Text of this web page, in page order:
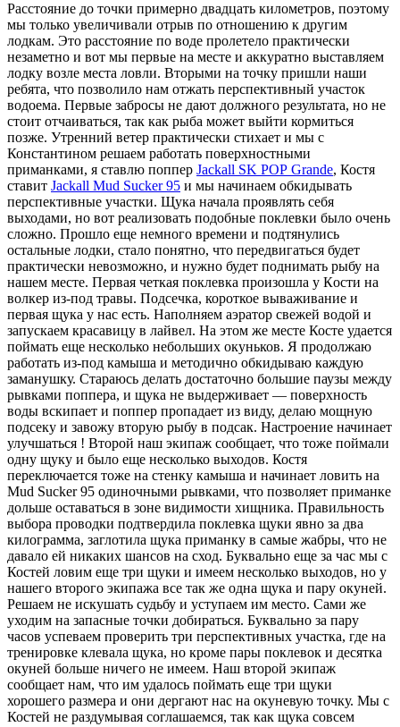
Расстояние до точки примерно двадцать километров, поэтому
мы только увеличивали отрыв по отношению к другим
лодкам. Это расстояние по воде пролетело практически
незаметно и вот мы первые на месте и аккуратно выставляем
лодку возле места ловли. Вторыми на точку пришли наши
ребята, что позволило нам отжать перспективный участок
водоема. Первые забросы не дают должного результата, но не
стоит отчаиваться, так как рыба может выйти кормиться
позже. Утренний ветер практически стихает и мы с
Константином решаем работать поверхностными
приманками, я ставлю поппер Jackall SK POP Grande, Костя
ставит Jackall Mud Sucker95 и мы начинаем обкидывать
перспективные участки. Щука начала проявлять себя
выходами, но вот реализовать подобные поклевки было очень
сложно. Прошло еще немного времени и подтянулись
остальные лодки, стало понятно, что передвигаться будет
практически невозможно, и нужно будет поднимать рыбу на
нашем месте. Первая четкая поклевка произошла у Кости на
волкер из-под травы. Подсечка, короткое вываживание и
первая щука у нас есть. Наполняем аэратор свежей водой и
запускаем красавицу в лайвел. На этом же месте Косте удается
поймать еще несколько небольших окуньков. Я продолжаю
работать из-под камыша и методично обкидываю каждую
заманушку. Стараюсь делать достаточно большие паузы между
рывками поппера, и щука не выдерживает — поверхность
воды вскипает и поппер пропадает из виду, делаю мощную
подсеку и завожу вторую рыбу в подсак. Настроение начинает
улучшаться ! Второй наш экипаж сообщает, что тоже поймали
одну щуку и было еще несколько выходов. Костя
переключается тоже на стенку камыша и начинает ловить на
Mud Sucker95 одиночными рывками, что позволяет приманке
дольше оставаться в зоне видимости хищника. Правильность
выбора проводки подтвердила поклевка щуки явно за два
килограмма, заглотила щука приманку в самые жабры, что не
давало ей никаких шансов на сход. Буквально еще за час мы с
Костей ловим еще три щуки и имеем несколько выходов, но у
нашего второго экипажа все так же одна щука и пару окуней.
Решаем не искушать судьбу и уступаем им место. Сами же
уходим на запасные точки добираться. Буквально за пару
часов успеваем проверить три перспективных участка, где на
тренировке клевала щука, но кроме пары поклевок и десятка
окуней больше ничего не имеем. Наш второй экипаж
сообщает нам, что им удалось поймать еще три щуки
хорошего размера и они дергают нас на окуневую точку. Мы с
Костей не раздумывая соглашаемся, так как щука совсем